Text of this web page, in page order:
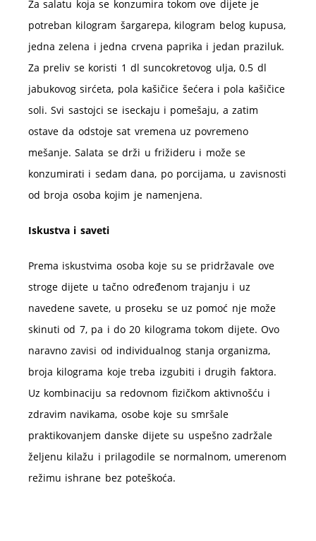
Za salatu koja se konzumira tokom ove dijete je
potreban kilogram šargarepa, kilogram belog kupusa,
jedna zelena i jedna crvena paprika i jedan praziluk.
Za preliv se koristi 1 dl suncokretovog ulja, 0.5 dl
jabukovog sirćeta, pola kašičice šećera i pola kašičice
soli. Svi sastojci se iseckaju i pomešaju, a zatim
ostave da odstoje sat vremena uz povremeno
mešanje. Salata se drži u frižideru i može se
konzumirati i sedam dana, po porcijama, u zavisnosti
od broja osoba kojim je namenjena.
Iskustva i saveti
Prema iskustvima osoba koje su se pridržavale ove
stroge dijete u tačno određenom trajanju i uz
navedene savete, u proseku se uz pomoć nje može
skinuti od 7, pa i do 20 kilograma tokom dijete. Ovo
naravno zavisi od individualnog stanja organizma,
broja kilograma koje treba izgubiti i drugih faktora.
Uz kombinaciju sa redovnom fizičkom aktivnošću i
zdravim navikama, osobe koje su smršale
praktikovanjem danske dijete su uspešno zadržale
željenu kilažu i prilagodile se normalnom, umerenom
režimu ishrane bez poteškoća.